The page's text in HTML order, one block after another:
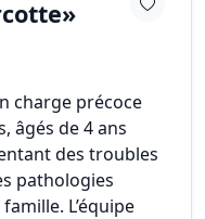
charge précoce
âgés de 4 ans
des troubles
pathologies
L’équipe